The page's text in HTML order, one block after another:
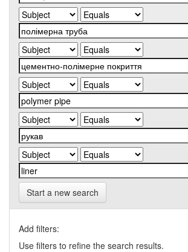
Start a new search
Add filters:
Use filters to refine the search results.